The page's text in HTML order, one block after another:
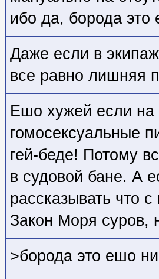
ибо да, борода это
Даже если в
все равно лишняя
Ешо хужей если на
гомосексуальные
гей-беде! Потому
в судовой бане. А
рассказывать что
Закон Моря суров,
>борода это ешо